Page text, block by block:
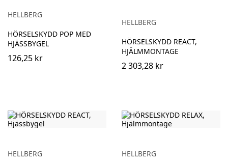
HELLBERG
HÖRSELSKYDD POP MED
HJÄSSBYGEL
126,25 kr
HELLBERG
HÖRSELSKYDD REACT,
HJÄLMMONTAGE
2 303,28 kr
HELLBERG
HELLBERG